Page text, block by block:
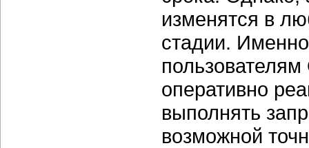
изменятся в
стадии.
оперативно
выполнять
возможной